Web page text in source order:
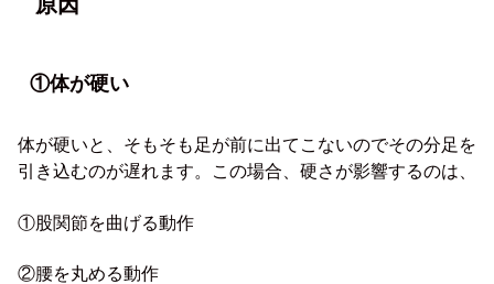
①体が硬い
体が硬いと、そもそも足が前に出てこないのでその分足を
引き込むのが遅れます。この場合、硬さが影響するのは、
①股関節を曲げる動作
②腰を丸める動作